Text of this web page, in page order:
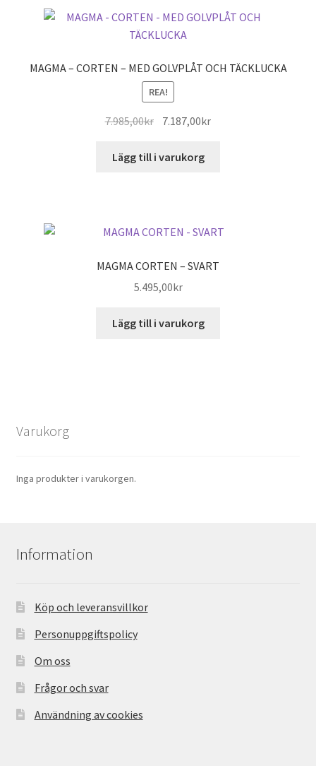
MAGMA – CORTEN – MED GOLVPLÅT OCH TÄCKLUCKA
REA!
7.985,00kr Det
priset
7.187,00krDet
Lägg till i varukorg
MAGMA CORTEN – SVART
5.495,00kr
Lägg till i varukorg
Varukorg
Inga produkter i varukorgen.
Information
Köp och leveransvillkor
Personuppgiftspolicy
Om oss
Frågor och svar
Användning av cookies